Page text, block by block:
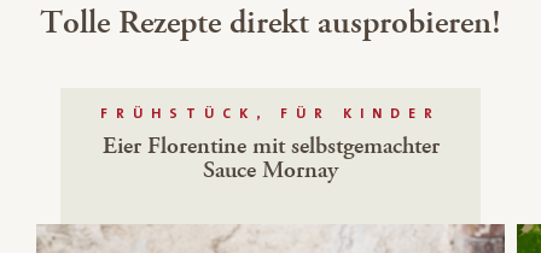
Tolle Rezepte direkt ausprobieren!
FRÜHSTÜCK, FÜR KINDER
Eier Florentine mit selbstgemachter
Sauce Mornay